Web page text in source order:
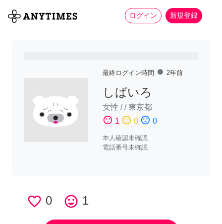
ログイン 新規登録
全て 家事 more_horiz
最終ログイン時間 fiber_manual_record 2年前
しばいろ
女性 //東京都
sentiment_satisfied 1 sentiment_neutral 0 sentiment_dissatisfied 0
本人確認未確認
電話番号未確認
favorite_border 0 tag_faces 1